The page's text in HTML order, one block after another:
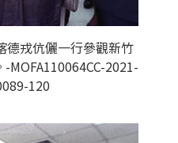
德戎伉儷一行參觀新竹
MOFA110064CC-2021-
120